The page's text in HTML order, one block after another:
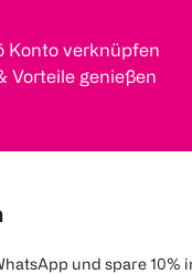
Konto verknüpfen
Vorteile genießen
und spare 10%